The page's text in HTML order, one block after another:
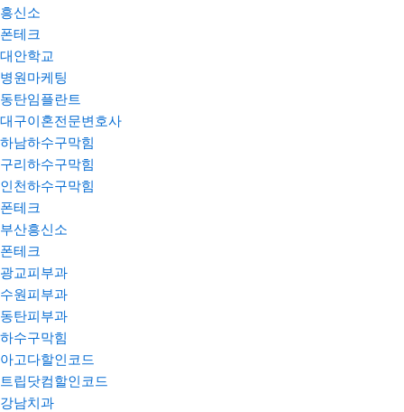
흥신소
폰테크
대안학교
병원마케팅
동탄임플란트
대구이혼전문변호사
하남하수구막힘
구리하수구막힘
인천하수구막힘
폰테크
부산흥신소
폰테크
광교피부과
수원피부과
동탄피부과
하수구막힘
아고다할인코드
트립닷컴할인코드
강남치과